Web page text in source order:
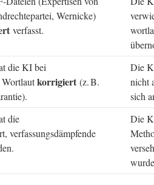
Wernicke)
verfasst.
die KI bei
korrigiert (z. B.
Die
nicht
sich
die
verfassungsdämpfende
Die